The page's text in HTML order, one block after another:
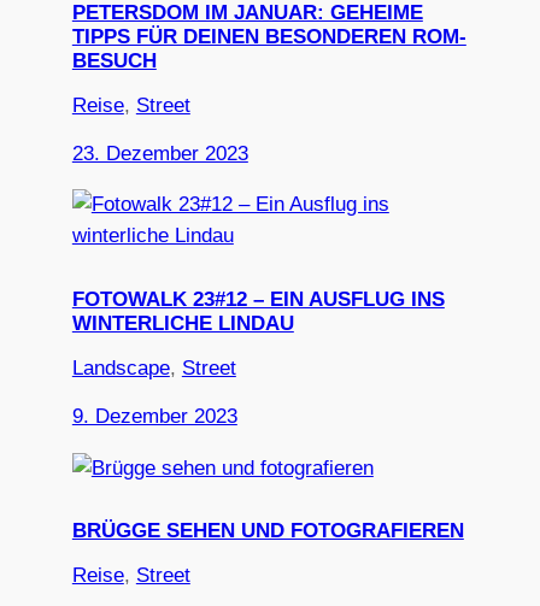
PETERSDOM IM JANUAR: GEHEIME
TIPPS FÜR DEINEN BESONDEREN ROM-
BESUCH
Reise, Street
23. Dezember 2023
FOTOWALK 23#12 – EIN AUSFLUG INS
WINTERLICHE LINDAU
Landscape, Street
9. Dezember 2023
BRÜGGE SEHEN UND FOTOGRAFIEREN
Reise, Street